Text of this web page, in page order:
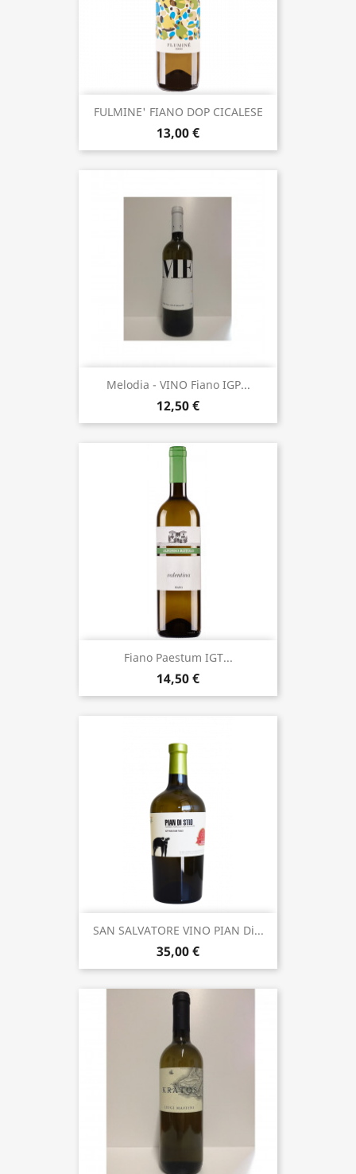
FULMINE' FIANO DOP CICALESE
13,00 €
Melodia - VINO Fiano IGP...
12,50 €
Fiano Paestum IGT...
14,50 €
SAN SALVATORE VINO PIAN Di...
35,00 €